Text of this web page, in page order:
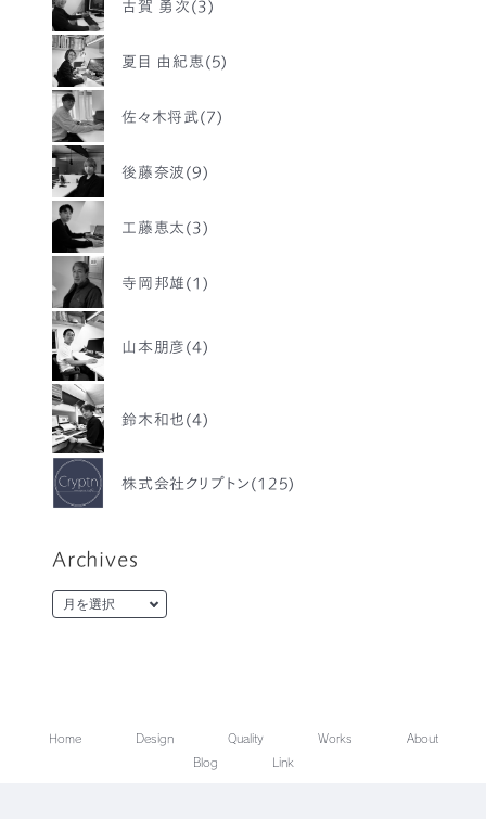
古賀 勇次(3)
夏目 由紀恵(5)
佐々木将武(7)
後藤奈波(9)
工藤恵太(3)
寺岡邦雄(1)
山本朋彦(4)
鈴木和也(4)
株式会社クリプトン(125)
Archives
Home Design Quality Works
About
Blog
Link